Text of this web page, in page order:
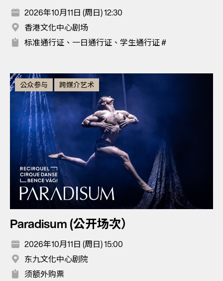
2026年10月11日 (周日) 12:30
香港文化中心剧场
标准通行证、一日通行证、学生通行证 #
公众参与 跨媒介艺术
Paradisum (公开场次）
2026年10月11日 (周日) 15:00
东九文化中心剧院
须额外购票